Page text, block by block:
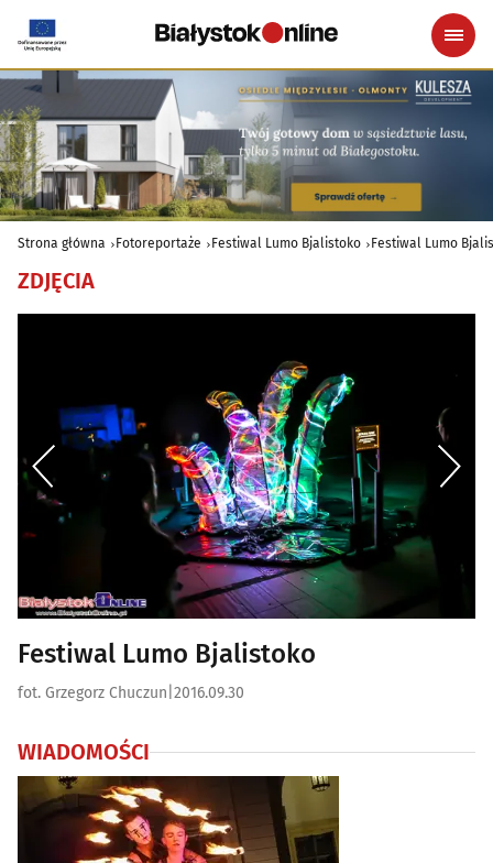
Strona główna Fotoreportaże Festiwal Lumo Bjalistoko Festiwal Lumo
ZDJĘCIA
Festiwal Lumo Bjalistoko
fot. Grzegorz Chuczun 2016.09.30
WIADOMOŚCI